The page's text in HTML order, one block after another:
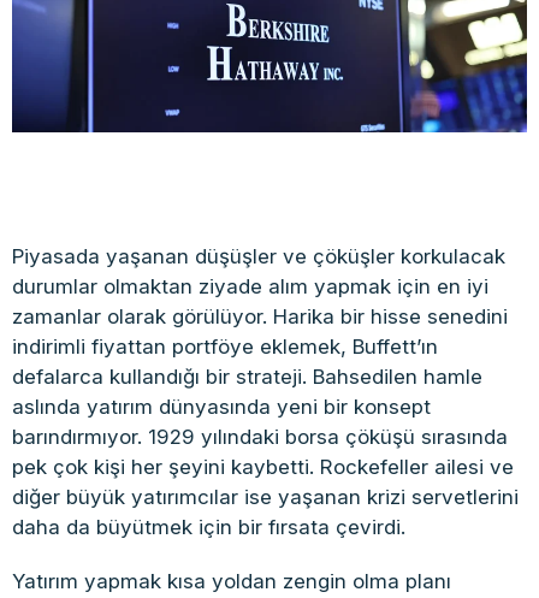
Piyasada yaşanan düşüşler ve çöküşler korkulacak
durumlar olmaktan ziyade alım yapmak için en iyi
zamanlar olarak görülüyor. Harika bir hisse senedini
indirimli fiyattan portföye eklemek, Buffett’ın
defalarca kullandığı bir strateji. Bahsedilen hamle
aslında yatırım dünyasında yeni bir konsept
barındırmıyor. 1929 yılındaki borsa çöküşü sırasında
pek çok kişi her şeyini kaybetti. Rockefeller ailesi ve
diğer büyük yatırımcılar ise yaşanan krizi servetlerini
daha da büyütmek için bir fırsata çevirdi.
Yatırım yapmak kısa yoldan zengin olma planı